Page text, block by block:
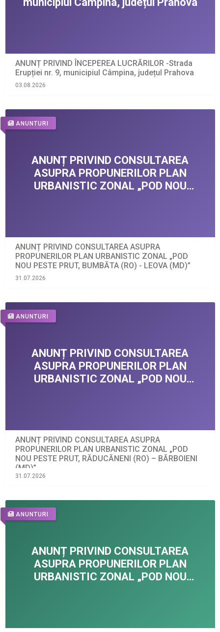
ANUNȚ PRIVIND ÎNCEPEREA LUCRĂRILOR -Strada
Erupției nr. 9, municipiul Câmpina, județul Prahova
03.08.2026
ANUNTURI
ANUNȚ PRIVIND CONSULTAREA ASUPRA
PROPUNERILOR PLAN URBANISTIC ZONAL „POD
NOU PESTE PRUT, BUMBĂTA (RO) - LEOVA (MD)”
31.07.2026
ANUNTURI
ANUNȚ PRIVIND CONSULTAREA ASUPRA
PROPUNERILOR PLAN URBANISTIC ZONAL „POD
NOU PESTE PRUT, RĂDUCĂNENI (RO) – BĂRBOIENI
(MD)”
31.07.2026
ANUNTURI